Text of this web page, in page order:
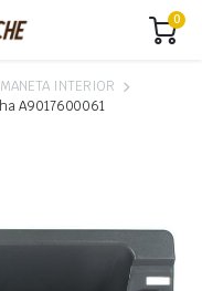
0
MANETA INTERIOR
A9017600061